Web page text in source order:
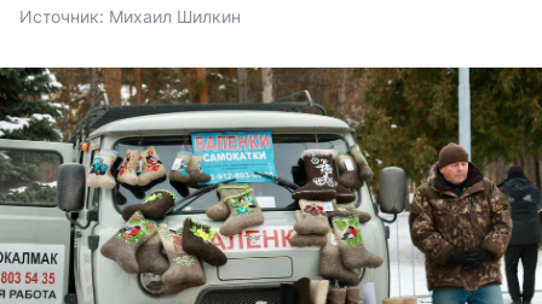
Источник: Михаил Шилкин